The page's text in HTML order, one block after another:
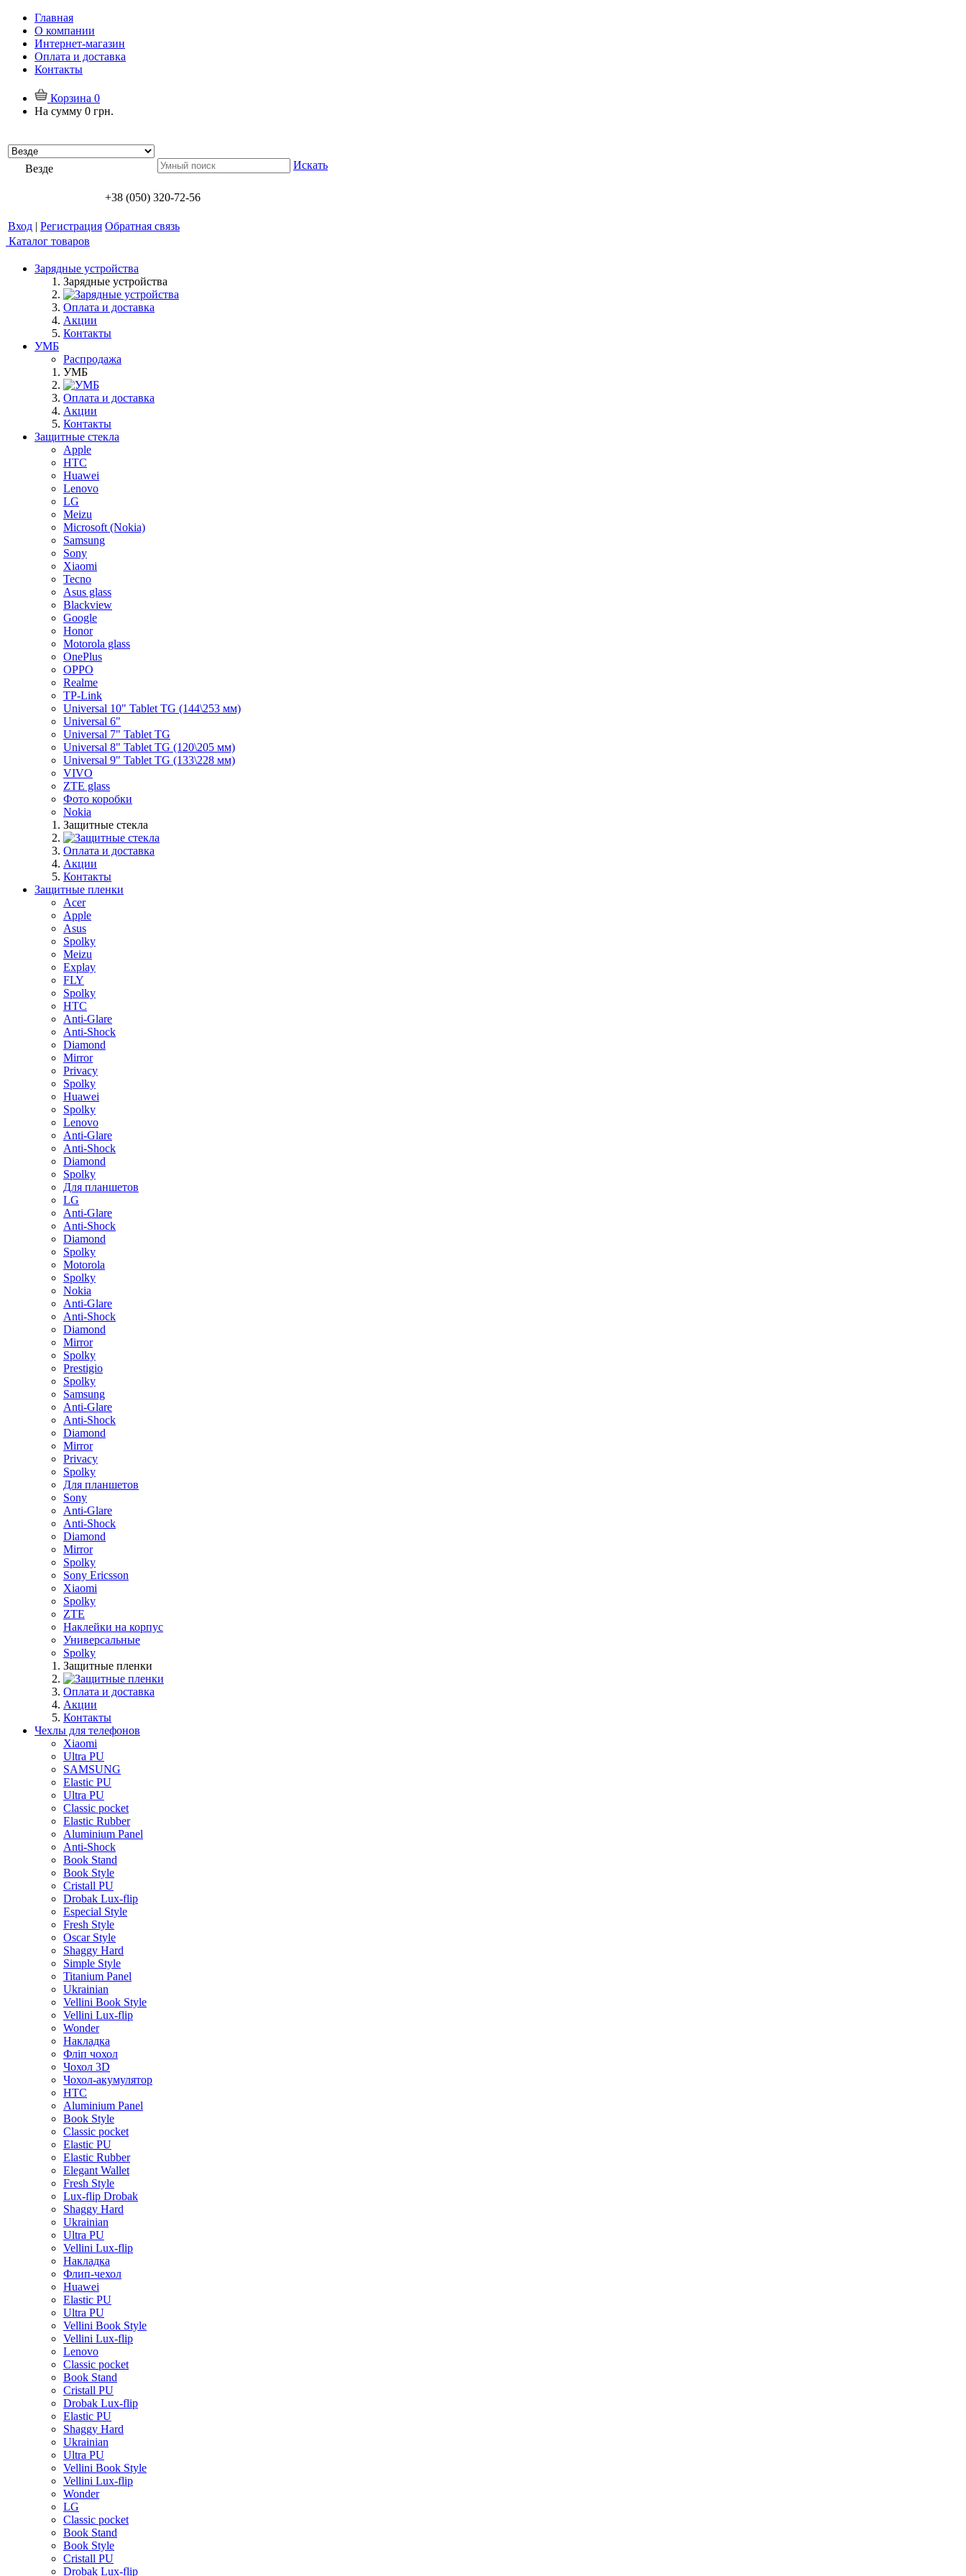
Главная
О компании
Интернет-магазин
Оплата и доставка
Контакты
Корзина 0
На сумму 0 грн.
Везде Искать
+38 (050) 320-72-56
Вход | Регистрация Обратная связь
Каталог товаров
Зарядные устройства
Зарядные устройства
Оплата и доставка
Акции
Контакты
УМБ
Распродажа
УМБ
Оплата и доставка
Акции
Контакты
Защитные стекла
Apple
HTC
Huawei
Lenovo
LG
Meizu
Microsoft (Nokia)
Samsung
Sony
Xiaomi
Tecno
Asus glass
Blackview
Google
Honor
Motorola glass
OnePlus
OPPO
Realme
TP-Link
Universal 10" Tablet TG (144\253 мм)
Universal 6"
Universal 7" Tablet TG
Universal 8" Tablet TG (120\205 мм)
Universal 9" Tablet TG (133\228 мм)
VIVO
ZTE glass
Фото коробки
Nokia
Защитные стекла
Оплата и доставка
Акции
Контакты
Защитные пленки
Acer
Apple
Asus
Spolky
Meizu
Explay
FLY
Spolky
HTC
Anti-Glare
Anti-Shock
Diamond
Mirror
Privacy
Spolky
Huawei
Spolky
Lenovo
Anti-Glare
Anti-Shock
Diamond
Spolky
Для планшетов
LG
Anti-Glare
Anti-Shock
Diamond
Spolky
Motorola
Spolky
Nokia
Anti-Glare
Anti-Shock
Diamond
Mirror
Spolky
Prestigio
Spolky
Samsung
Anti-Glare
Anti-Shock
Diamond
Mirror
Privacy
Spolky
Для планшетов
Sony
Anti-Glare
Anti-Shock
Diamond
Mirror
Spolky
Sony Ericsson
Xiaomi
Spolky
ZTE
Наклейки на корпус
Универсальные
Spolky
Защитные пленки
Оплата и доставка
Акции
Контакты
Чехлы для телефонов
Xiaomi
Ultra PU
SAMSUNG
Elastic PU
Ultra PU
Classic pocket
Elastic Rubber
Aluminium Panel
Anti-Shock
Book Stand
Book Style
Cristall PU
Drobak Lux-flip
Especial Style
Fresh Style
Oscar Style
Shaggy Hard
Simple Style
Titanium Panel
Ukrainian
Vellini Book Style
Vellini Lux-flip
Wonder
Накладка
Фліп чохол
Чохол 3D
Чохол-акумулятор
HTC
Aluminium Panel
Book Style
Classic pocket
Elastic PU
Elastic Rubber
Elegant Wallet
Fresh Style
Lux-flip Drobak
Shaggy Hard
Ukrainian
Ultra PU
Vellini Lux-flip
Накладка
Флип-чехол
Huawei
Elastic PU
Ultra PU
Vellini Book Style
Vellini Lux-flip
Lenovo
Classic pocket
Book Stand
Cristall PU
Drobak Lux-flip
Elastic PU
Shaggy Hard
Ukrainian
Ultra PU
Vellini Book Style
Vellini Lux-flip
Wonder
LG
Classic pocket
Book Stand
Book Style
Cristall PU
Drobak Lux-flip